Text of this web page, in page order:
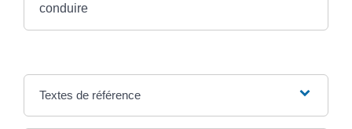
conduire
Textes de référence